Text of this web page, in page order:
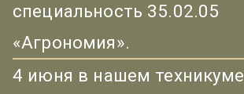
специальность 35.02.05
«Агрономия».
4 июня в нашем техникуме